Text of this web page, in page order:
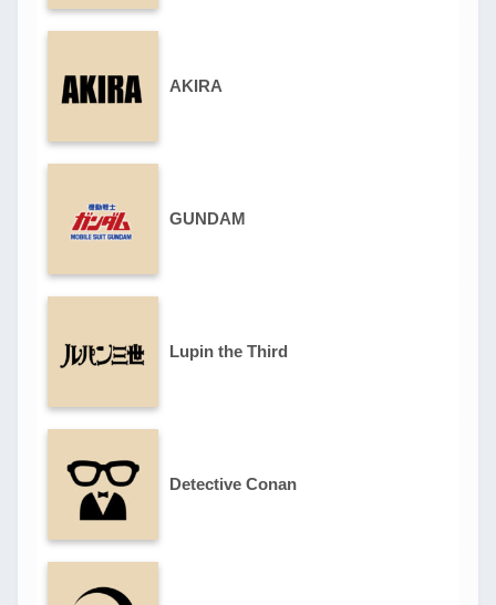
AKIRA
GUNDAM
Lupin the Third
Detective Conan